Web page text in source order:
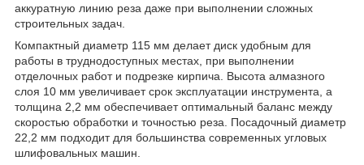
аккуратную линию реза даже при выполнении сложных
строительных задач.
Компактный диаметр 115 мм делает диск удобным для
работы в труднодоступных местах, при выполнении
отделочных работ и подрезке кирпича. Высота алмазного
слоя 10 мм увеличивает срок эксплуатации инструмента, а
толщина 2,2 мм обеспечивает оптимальный баланс между
скоростью обработки и точностью реза. Посадочный диаметр
22,2 мм подходит для большинства современных угловых
шлифовальных машин.